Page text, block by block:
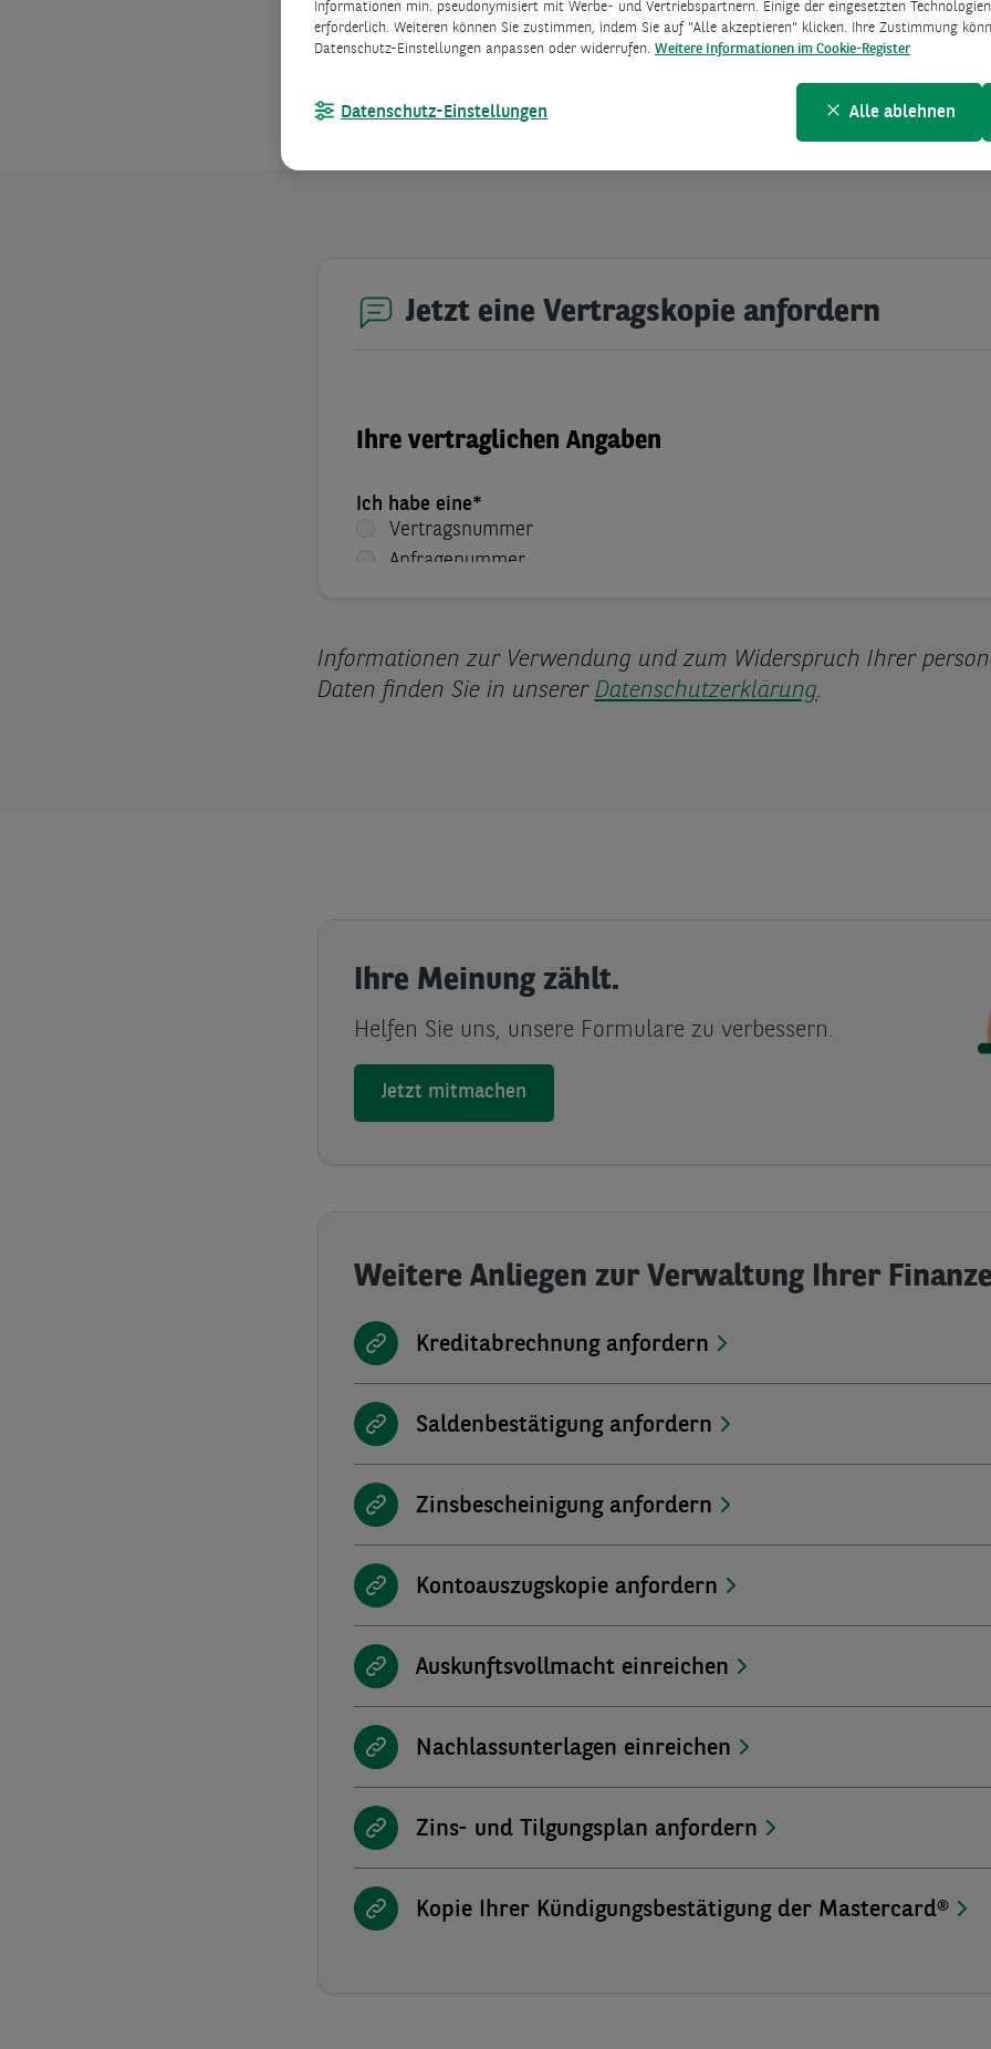
Eine eventuelle Entgeltberechnung findet gemäß unseresPreis- und
Leistungsverzeichnissesstatt.
Jetzt eine Vertragskopie anfordern
Informationen zur Verwendung und zum Widerspruch Ihrer
Daten finden Sie in unserer Datenschutzerklärung.
Ihre Meinung zählt.
Helfen Sie uns, unsere Formulare zu verbessern.
Jetzt mitmachen
Weitere Anliegen zur Verwaltung Ihrer
Kreditabrechnung anfordern
Saldenbestätigung anfordern
Zinsbescheinigung anfordern
Kontoauszugskopie anfordern
Auskunftsvollmacht einreichen
Nachlassunterlagen einreichen
Zins- und Tilgungsplan anfordern
Kopie Ihrer Kündigungsbestätigung der Mastercard®
Informationen min. pseudonymisiert mit Werbe- und Vertriebspartnern. Einige der eingesetzten
erforderlich. Weiteren können Sie zustimmen, indem Sie auf "Alle akzeptieren" klicken. Ihre Zustimmung
Datenschutz-Einstellungen anpassen oder widerrufen. Weitere Informationen im Cookie-Register
Datenschutz-Einstellungen Alle ablehnen